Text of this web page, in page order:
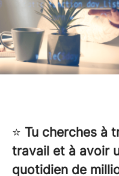
⭐ Tu cherches à
travail et à avoir
quotidien de